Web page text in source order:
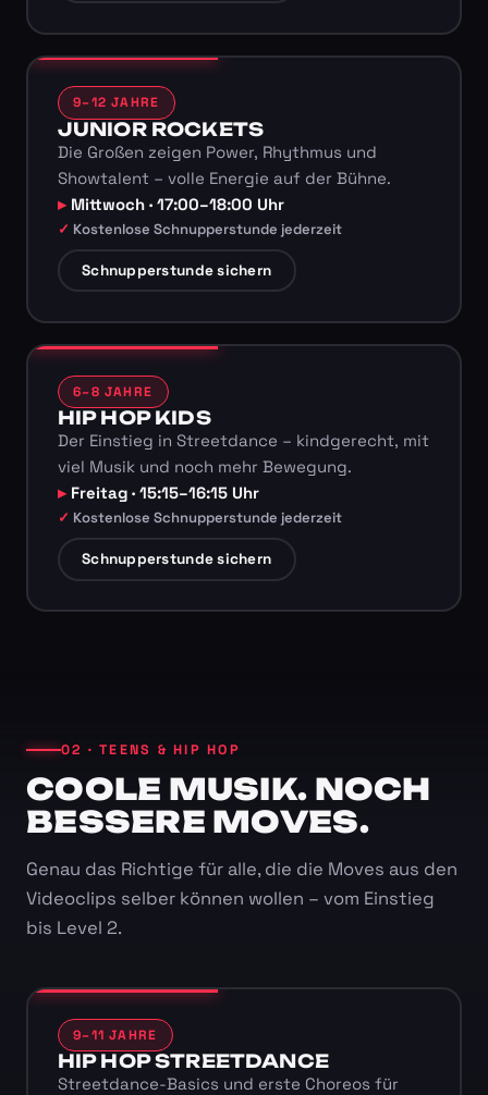
9–12 JAHRE
JUNIOR ROCKETS
Die Großen zeigen Power, Rhythmus und
Showtalent – volle Energie auf der Bühne.
Mittwoch · 17:00–18:00 Uhr
Kostenlose Schnupperstunde jederzeit
Schnupperstunde sichern
6–8 JAHRE
HIP HOP KIDS
Der Einstieg in Streetdance – kindgerecht, mit
viel Musik und noch mehr Bewegung.
Freitag · 15:15–16:15 Uhr
Kostenlose Schnupperstunde jederzeit
Schnupperstunde sichern
02 · TEENS & HIP HOP
COOLE MUSIK. NOCH
BESSERE MOVES.
Genau das Richtige für alle, die die Moves aus den
Videoclips selber können wollen – vom Einstieg
bis Level 2.
9–11 JAHRE
HIP HOP STREETDANCE
Streetdance-Basics und erste Choreos für